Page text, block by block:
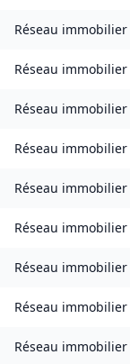
Réseau immobilier
Réseau immobilier
Réseau immobilier
Réseau immobilier
Réseau immobilier
Réseau immobilier
Réseau immobilier
Réseau immobilier
Réseau immobilier